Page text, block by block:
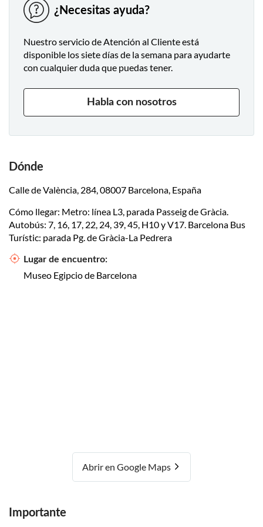
¿Necesitas ayuda?
Nuestro servicio de Atención al Cliente está
disponible los siete días de la semana para ayudarte
con cualquier duda que puedas tener.
Habla con nosotros
Dónde
Calle de València, 284, 08007 Barcelona, España
Cómo llegar: Metro: línea L3, parada Passeig de Gràcia.
Autobús: 7, 16, 17, 22, 24, 39, 45, H10 y V17. Barcelona Bus
Turístic: parada Pg. de Gràcia-La Pedrera
Lugar de encuentro:
Museo Egipcio de Barcelona
Abrir en Google Maps
Importante